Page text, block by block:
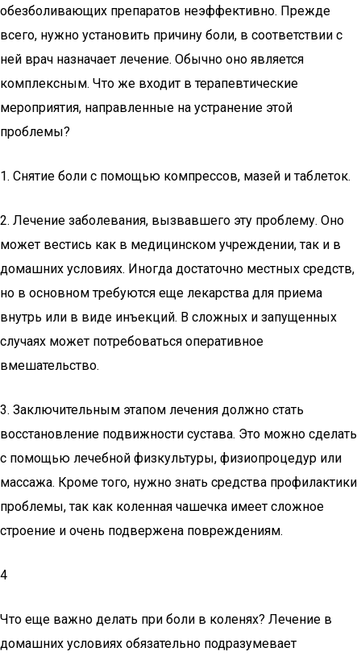
обезболивающих препаратов неэффективно. Прежде
всего, нужно установить причину боли, в соответствии с
ней врач назначает лечение. Обычно оно является
комплексным. Что же входит в терапевтические
мероприятия, направленные на устранение этой
проблемы?
1. Снятие боли с помощью компрессов, мазей и таблеток.
2. Лечение заболевания, вызвавшего эту проблему. Оно
может вестись как в медицинском учреждении, так и в
домашних условиях. Иногда достаточно местных средств,
но в основном требуются еще лекарства для приема
внутрь или в виде инъекций. В сложных и запущенных
случаях может потребоваться оперативное
вмешательство.
3. Заключительным этапом лечения должно стать
восстановление подвижности сустава. Это можно сделать
с помощью лечебной физкультуры, физиопроцедур или
массажа. Кроме того, нужно знать средства профилактики
проблемы, так как коленная чашечка имеет сложное
строение и очень подвержена повреждениям.
4
Что еще важно делать при боли в коленях? Лечение в
домашних условиях обязательно подразумевает